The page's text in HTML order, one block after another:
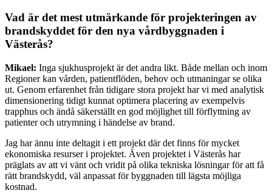
Vad är det mest utmärkande för projekteringen av
brandskyddet för den nya vårdbyggnaden i
Västerås?
Mikael: Inga sjukhusprojekt är det andra likt. Både mellan och inom
Regioner kan vården, patientflöden, behov och utmaningar se olika
ut. Genom erfarenhet från tidigare stora projekt har vi med analytisk
dimensionering tidigt kunnat optimera placering av exempelvis
trapphus och ändå säkerställt en god möjlighet till förflyttning av
patienter och utrymning i händelse av brand.
Jag har ännu inte deltagit i ett projekt där det finns för mycket
ekonomiska resurser i projektet. Även projektet i Västerås har
präglats av att vi vänt och vridit på olika tekniska lösningar för att få
rätt brandskydd, väl anpassat för byggnaden till lägsta möjliga
kostnad.